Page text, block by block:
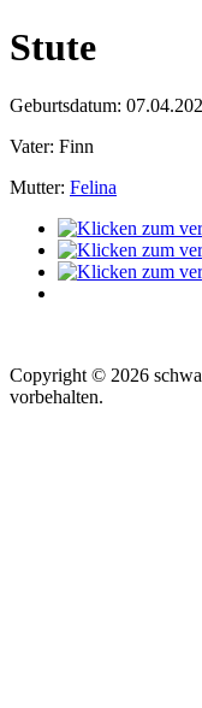
Stute
Geburtsdatum:
Vater: Finn
Mutter: Felina
Copyright © 2026
vorbehalten.